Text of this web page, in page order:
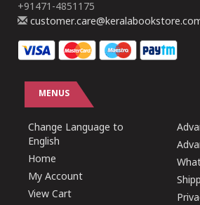
+91471-4851175
MENUS
Change Language to
English
Home
My Account
View Cart